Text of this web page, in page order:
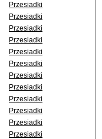
Przesiadki
Przesiadki
Przesiadki
Przesiadki
Przesiadki
Przesiadki
Przesiadki
Przesiadki
Przesiadki
Przesiadki
Przesiadki
Przesiadki